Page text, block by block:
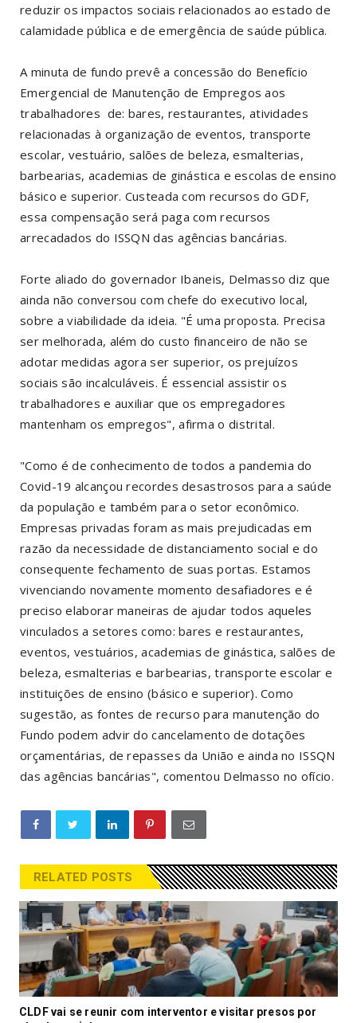
reduzir os impactos sociais relacionados ao estado de
calamidade pública e de emergência de saúde pública.
A minuta de fundo prevê a concessão do Benefício
Emergencial de Manutenção de Empregos aos
trabalhadores de: bares, restaurantes, atividades
relacionadas à organização de eventos, transporte
escolar, vestuário, salões de beleza, esmalterias,
barbearias, academias de ginástica e escolas de ensino
básico e superior. Custeada com recursos do GDF,
essa compensação será paga com recursos
arrecadados do ISSQN das agências bancárias.
Forte aliado do governador Ibaneis, Delmasso diz que
ainda não conversou com chefe do executivo local,
sobre a viabilidade da ideia. "É uma proposta. Precisa
ser melhorada, além do custo financeiro de não se
adotar medidas agora ser superior, os prejuízos
sociais são incalculáveis. É essencial assistir os
trabalhadores e auxiliar que os empregadores
mantenham os empregos", afirma o distrital.
"Como é de conhecimento de todos a pandemia do
Covid-19 alcançou recordes desastrosos para a saúde
da população e também para o setor econômico.
Empresas privadas foram as mais prejudicadas em
razão da necessidade de distanciamento social e do
consequente fechamento de suas portas. Estamos
vivenciando novamente momento desafiadores e é
preciso elaborar maneiras de ajudar todos aqueles
vinculados a setores como: bares e restaurantes,
eventos, vestuários, academias de ginástica, salões de
beleza, esmalterias e barbearias, transporte escolar e
instituições de ensino (básico e superior). Como
sugestão, as fontes de recurso para manutenção do
Fundo podem advir do cancelamento de dotações
orçamentárias, de repasses da União e ainda no ISSQN
das agências bancárias", comentou Delmasso no ofício.
RELATED POSTS
CLDF vai se reunir com interventor e visitar presos por